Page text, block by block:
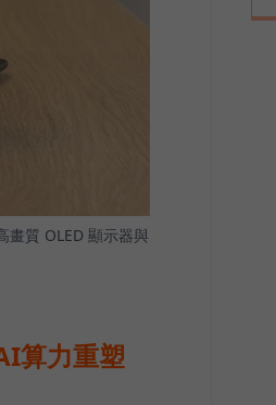
質 OLED 顯示器與
算力重塑